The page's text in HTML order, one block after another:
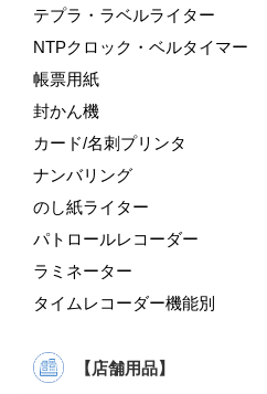
テプラ・ラベルライター
NTPクロック・ベルタイマー
帳票用紙
封かん機
カード/名刺プリンタ
ナンバリング
のし紙ライター
パトロールレコーダー
ラミネーター
タイムレコーダー機能別
【店舗用品】